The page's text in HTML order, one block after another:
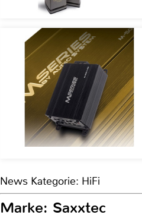
News Kategorie: HiFi
Marke: Saxxtec